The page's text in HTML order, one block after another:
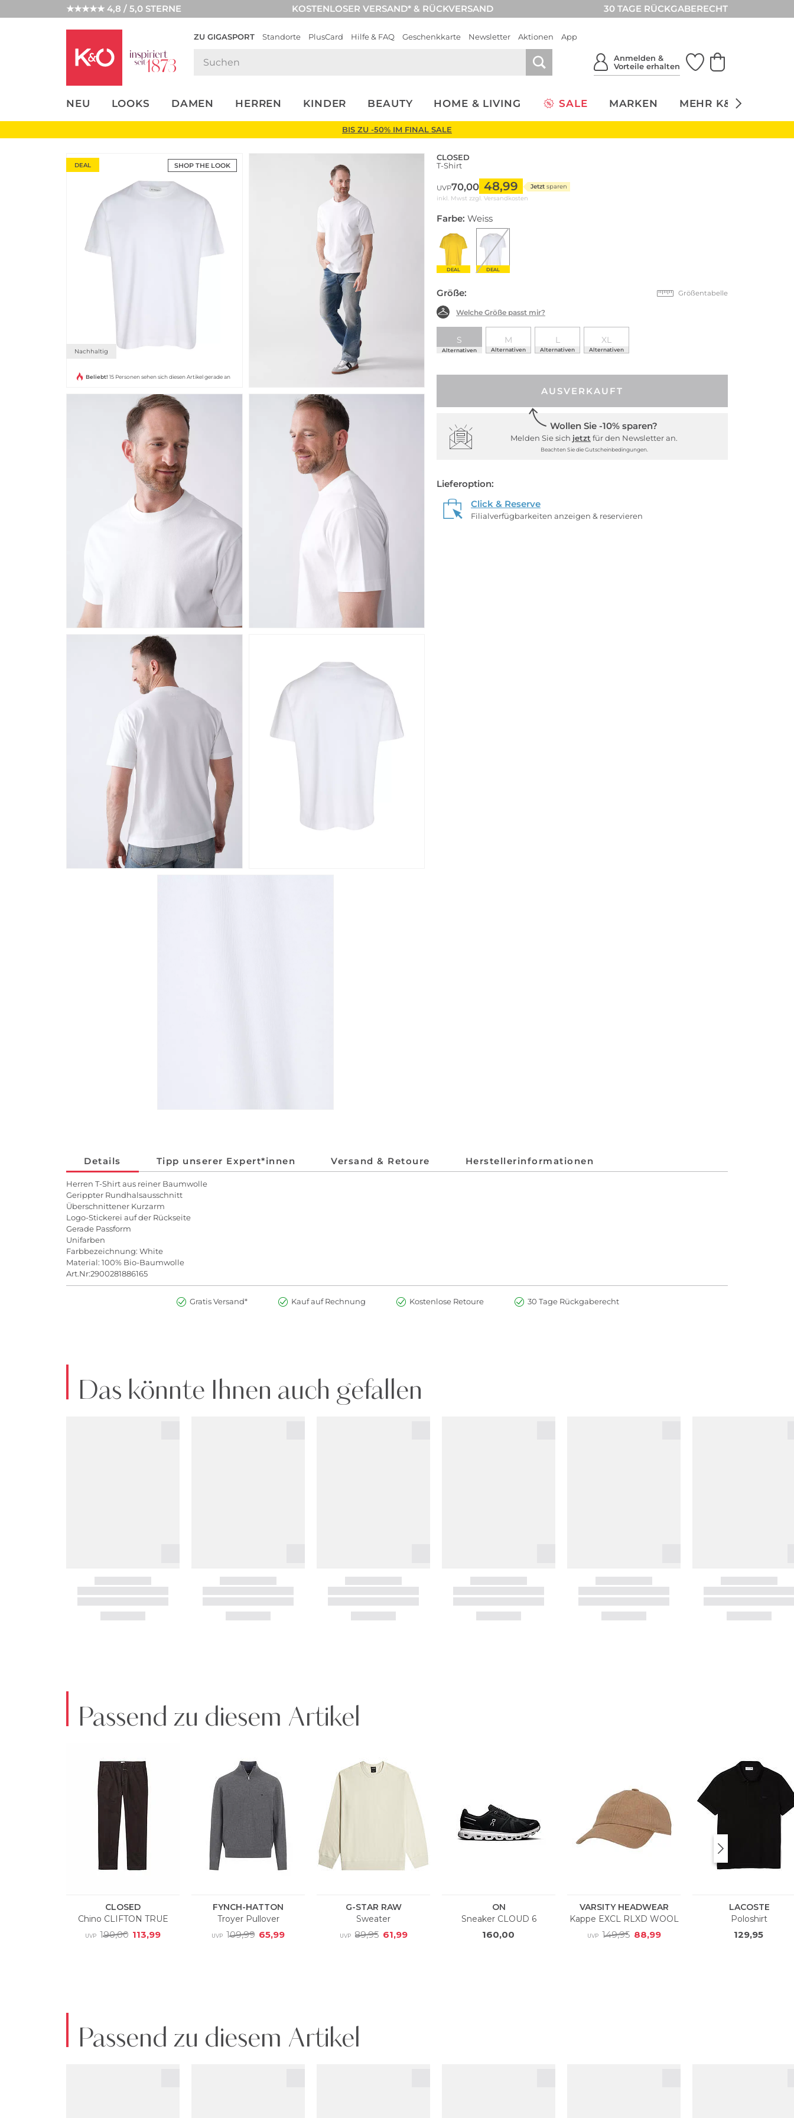
★★★★★ 4,8 / 5,0 STERNE KOSTENLOSER VERSAND* & RÜCKVERSAND 30 TAGE RÜCKGABERECHT
ZU GIGASPORT Standorte PlusCard Hilfe & FAQ Geschenkkarte Newsletter Aktionen App
Anmelden &
Vorteile erhalten
NEU LOOKS DAMEN HERREN KINDER BEAUTY HOME & LIVING SALE MARKEN MEHR K&Ö
UNSERE APP
CLICK &
BIS ZU -50% IM FINAL SALE
SHOP THE LOOK
DEAL
Nachhaltig
Beliebt! 15 Personen sehen sich diesen Artikel gerade an
CLOSED
T-Shirt
UVP70,00 48,99 Jetzt sparen
inkl. Mwst zzgl. Versandkosten
Farbe: Weiss
DEAL DEAL
Größe: Größentabelle
Welche Größe passt mir?
S
Alternativen
M
Alternativen
L
Alternativen
XL
Alternativen
AUSVERKAUFT
Wollen Sie -10% sparen?
Melden Sie sich jetzt für den Newsletter an.
Beachten Sie die Gutscheinbedingungen.
Lieferoption:
Click & Reserve
Filialverfügbarkeiten anzeigen & reservieren
Details Tipp unserer Expert*innen Versand & Retoure Herstellerinformationen
Herren T-Shirt aus reiner Baumwolle
Gerippter Rundhalsausschnitt
Überschnittener Kurzarm
Logo-Stickerei auf der Rückseite
Gerade Passform
Unifarben
Farbbezeichnung: White
Material: 100% Bio-Baumwolle
Art.Nr:2900281886165
Gratis Versand* Kauf auf Rechnung Kostenlose Retoure 30 Tage Rückgaberecht
Das könnte Ihnen auch gefallen
Passend zu diesem Artikel
Passend zu diesem Artikel